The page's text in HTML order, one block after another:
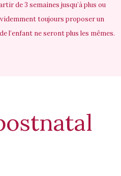
de 3 semaines jusqu’à plus ou
toujours proposer un
l’enfant ne seront plus les mêmes.